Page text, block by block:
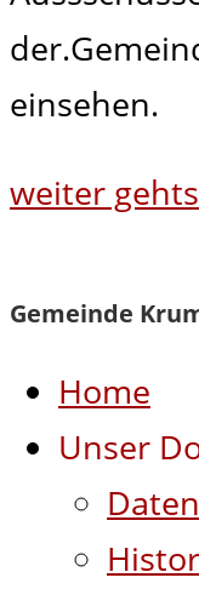
einsehen.
weiter gehts
Gemeinde
Home
Unser